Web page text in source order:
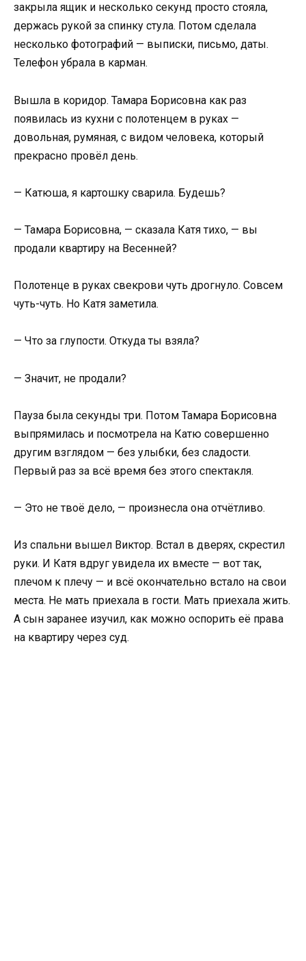
закрыла ящик и несколько секунд просто стояла,
держась рукой за спинку стула. Потом сделала
несколько фотографий — выписки, письмо, даты.
Телефон убрала в карман.
Вышла в коридор. Тамара Борисовна как раз
появилась из кухни с полотенцем в руках —
довольная, румяная, с видом человека, который
прекрасно провёл день.
— Катюша, я картошку сварила. Будешь?
— Тамара Борисовна, — сказала Катя тихо, — вы
продали квартиру на Весенней?
Полотенце в руках свекрови чуть дрогнуло. Совсем
чуть-чуть. Но Катя заметила.
— Что за глупости. Откуда ты взяла?
— Значит, не продали?
Пауза была секунды три. Потом Тамара Борисовна
выпрямилась и посмотрела на Катю совершенно
другим взглядом — без улыбки, без сладости.
Первый раз за всё время без этого спектакля.
— Это не твоё дело, — произнесла она отчётливо.
Из спальни вышел Виктор. Встал в дверях, скрестил
руки. И Катя вдруг увидела их вместе — вот так,
плечом к плечу — и всё окончательно встало на свои
места. Не мать приехала в гости. Мать приехала жить.
А сын заранее изучил, как можно оспорить её права
на квартиру через суд.